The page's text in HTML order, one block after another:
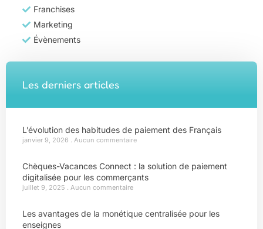
Franchises
Marketing
Évènements
Les derniers articles
L’évolution des habitudes de paiement des Français
janvier 9, 2026 Aucun commentaire
Chèques-Vacances Connect : la solution de paiement
digitalisée pour les commerçants
juillet 9, 2025 Aucun commentaire
Les avantages de la monétique centralisée pour les
enseignes